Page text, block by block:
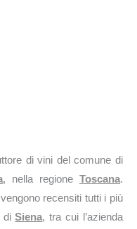
di vini del comune di
, nella regioneToscana.
vengono recensiti tutti i più
diSiena, tra cui l’azienda